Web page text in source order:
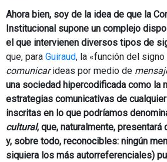
Ahora bien, soy de la idea de que la
Institucional supone un complejo
el que intervienen diversos tipos de
que, para Guiraud, la «función del
comunicarideas por medio de
una sociedad hipercodificada como la
estrategias comunicativas de
inscritas en lo que podríamos
cultural, que, naturalmente,
y, sobre todo, reconocibles: ningún
siquiera los más autorreferenciales)